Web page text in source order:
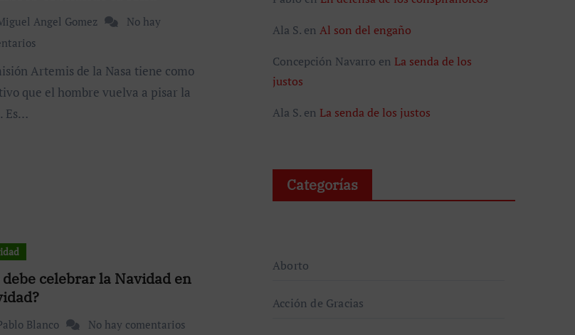
Angel Gomez
No hay
que el hombre vuelva a pisar la
Es…
debe celebrar la Navidad en
Blanco No hay comentarios
Ala S. en Al son del engaño
Concepción Navarro en La senda de los
justos
Ala S. en La senda de los justos
Categorías
Aborto
Acción de Gracias